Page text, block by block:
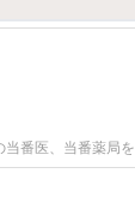
番医、当番薬局を